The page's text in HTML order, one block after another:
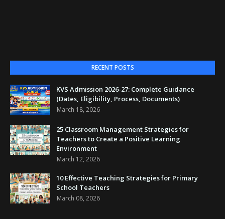
RECENT POSTS
KVS Admission 2026-27: Complete Guidance
(Dates, Eligibility, Process, Documents)
March 18, 2026
25 Classroom Management Strategies for
Teachers to Create a Positive Learning
Environment
March 12, 2026
10 Effective Teaching Strategies for Primary
School Teachers
March 08, 2026